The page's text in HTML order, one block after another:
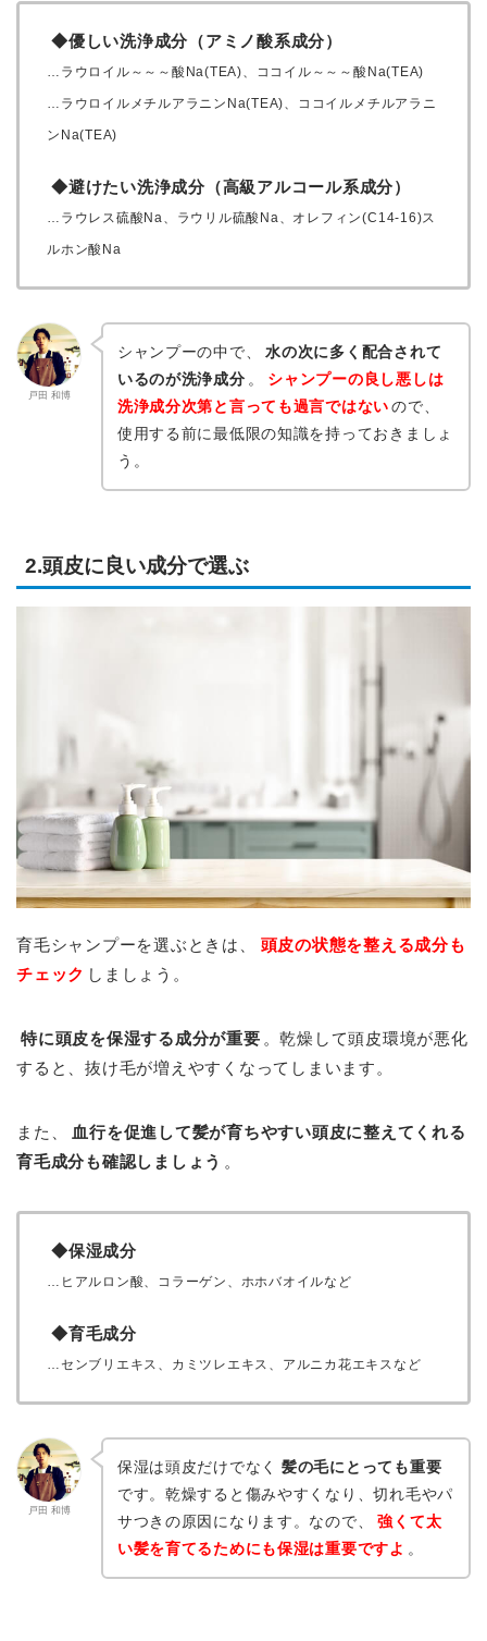
◆優しい洗浄成分（アミノ酸系成分）
…ラウロイル～～～酸Na(TEA)、ココイル～～～酸Na(TEA)
…ラウロイルメチルアラニンNa(TEA)、ココイルメチルアラニ
ンNa(TEA)
◆避けたい洗浄成分（高級アルコール系成分）
…ラウレス硫酸Na、ラウリル硫酸Na、オレフィン(C14-16)ス
ルホン酸Na
戸田 和博
シャンプーの中で、
水の次に多く配合されて
いるのが洗浄成分 。
シャンプーの良し悪しは
洗浄成分次第と言っても過言ではないので、
使用する前に最低限の知識を持っておきましょ
う。
2.頭皮に良い成分で選ぶ
育毛シャンプーを選ぶときは、
頭皮の状態を整える成分も
チェック しましょう。
特に頭皮を保湿する成分が重要 。乾燥して頭皮環境が悪化
すると、抜け毛が増えやすくなってしまいます。
また、
血行を促進して髪が育ちやすい頭皮に整えてくれる
育毛成分も確認しましょう 。
◆保湿成分
…ヒアルロン酸、コラーゲン、ホホバオイルなど
◆育毛成分
…センブリエキス、カミツレエキス、アルニカ花エキスなど
戸田 和博
保湿は頭皮だけでなく
髪の毛にとっても重要
です。乾燥すると傷みやすくなり、切れ毛やパ
サつきの原因になります。なので、
強くて太
い髪を育てるためにも保湿は重要ですよ 。